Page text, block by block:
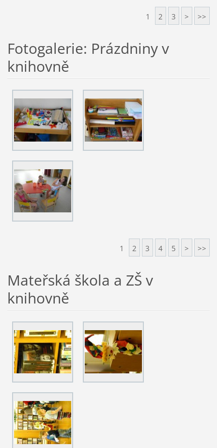
1 2 3 > >>
Fotogalerie: Prázdniny v
knihovně
1 2 3 4 5 > >>
Mateřská škola a ZŠ v
knihovně